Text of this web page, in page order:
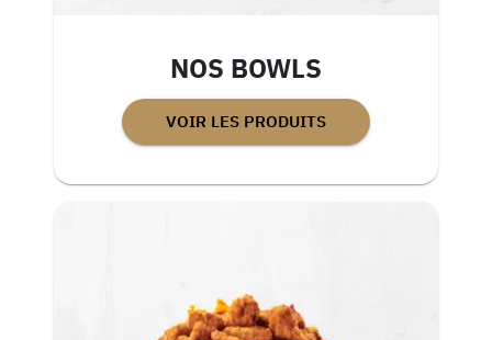
NOS BOWLS
VOIR LES PRODUITS